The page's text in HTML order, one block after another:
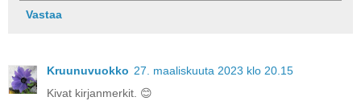
Vastaa
Kruunuvuokko 27. maaliskuuta 2023 klo 20.15
Kivat kirjanmerkit. 😊